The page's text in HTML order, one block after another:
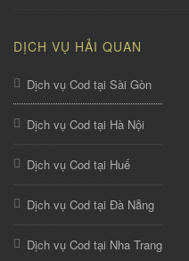
DỊCH VỤ HẢI QUAN
Dịch vụ Cod tại Sài Gòn
Dịch vụ Cod tại Hà Nội
Dịch vụ Cod tại Huế
Dịch vụ Cod tại Đà Nẵng
Dịch vụ Cod tại Nha Trang